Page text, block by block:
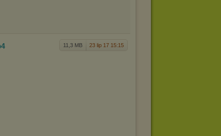
11,3 MB 23 lip 17 15:15